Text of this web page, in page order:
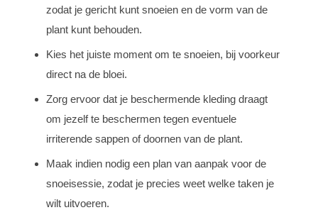
zodat je gericht kunt snoeien en de vorm van de
plant kunt behouden.
Kies het juiste moment om te snoeien, bij voorkeur
direct na de bloei.
Zorg ervoor dat je beschermende kleding draagt
om jezelf te beschermen tegen eventuele
irriterende sappen of doornen van de plant.
Maak indien nodig een plan van aanpak voor de
snoeisessie, zodat je precies weet welke taken je
wilt uitvoeren.